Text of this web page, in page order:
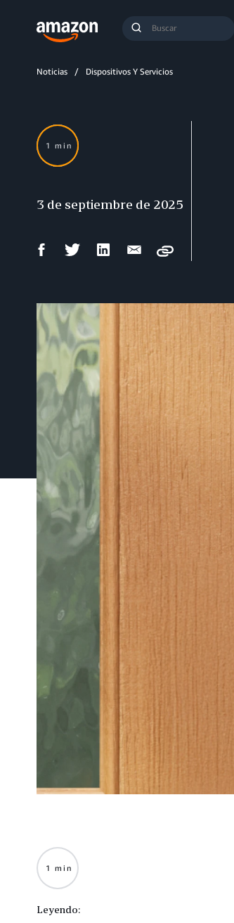
Enviar
Noticias Dispositivos Y Servicios
1 min
3 de septiembre de 2025
CompartirCompartirCompartirCompartir
Copy
1 min
Leyendo: